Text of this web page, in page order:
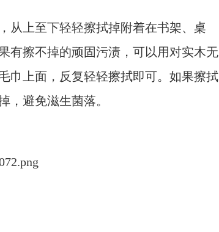
上至下轻轻擦拭掉附着在书架、桌
有擦不掉的顽固污渍，可以用对实木无
巾上面，反复轻轻擦拭即可。如果擦拭
，避免滋生菌落。